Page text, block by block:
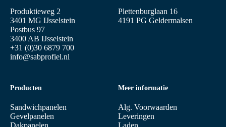
Produktieweg 2
3401 MG IJsselstein
Postbus 97
3400 AB IJsselstein
+31 (0)30 6879 700
info@sabprofiel.nl
Producten
Sandwichpanelen
Gevelpanelen
Meer informatie
Alg. Voorwaarden
Leveringen
Plettenburglaan 16
4191 PG Geldermalsen